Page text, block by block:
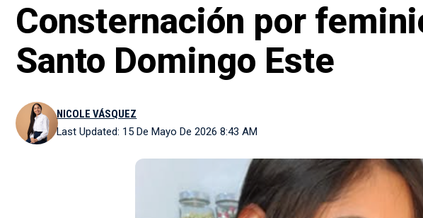
Consternación por
Santo Domingo Este
Last Updated: 15 De Mayo De 2026 8:43 AM
NICOLE VÁSQUEZ